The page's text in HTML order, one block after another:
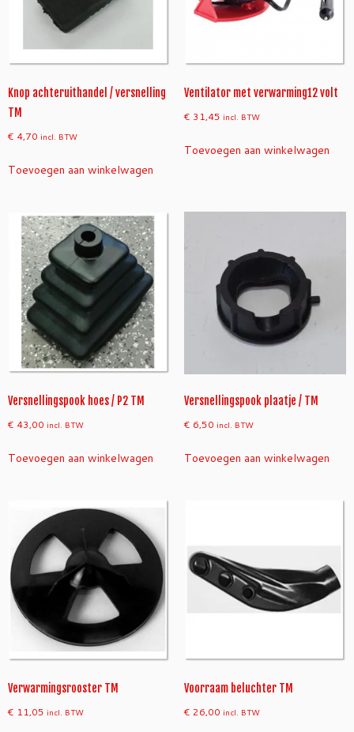
Knop achteruithandel / versnelling
TM
€ 4,70 incl. BTW
Toevoegen aan winkelwagen
Ventilator met verwarming12 volt
€ 31,45 incl. BTW
Toevoegen aan winkelwagen
Versnellingspook hoes / P2 TM
€ 43,00 incl. BTW
Toevoegen aan winkelwagen
Versnellingspook plaatje / TM
€ 6,50 incl. BTW
Toevoegen aan winkelwagen
Verwarmingsrooster TM
€ 11,05 incl. BTW
Voorraam beluchter TM
€ 26,00 incl. BTW